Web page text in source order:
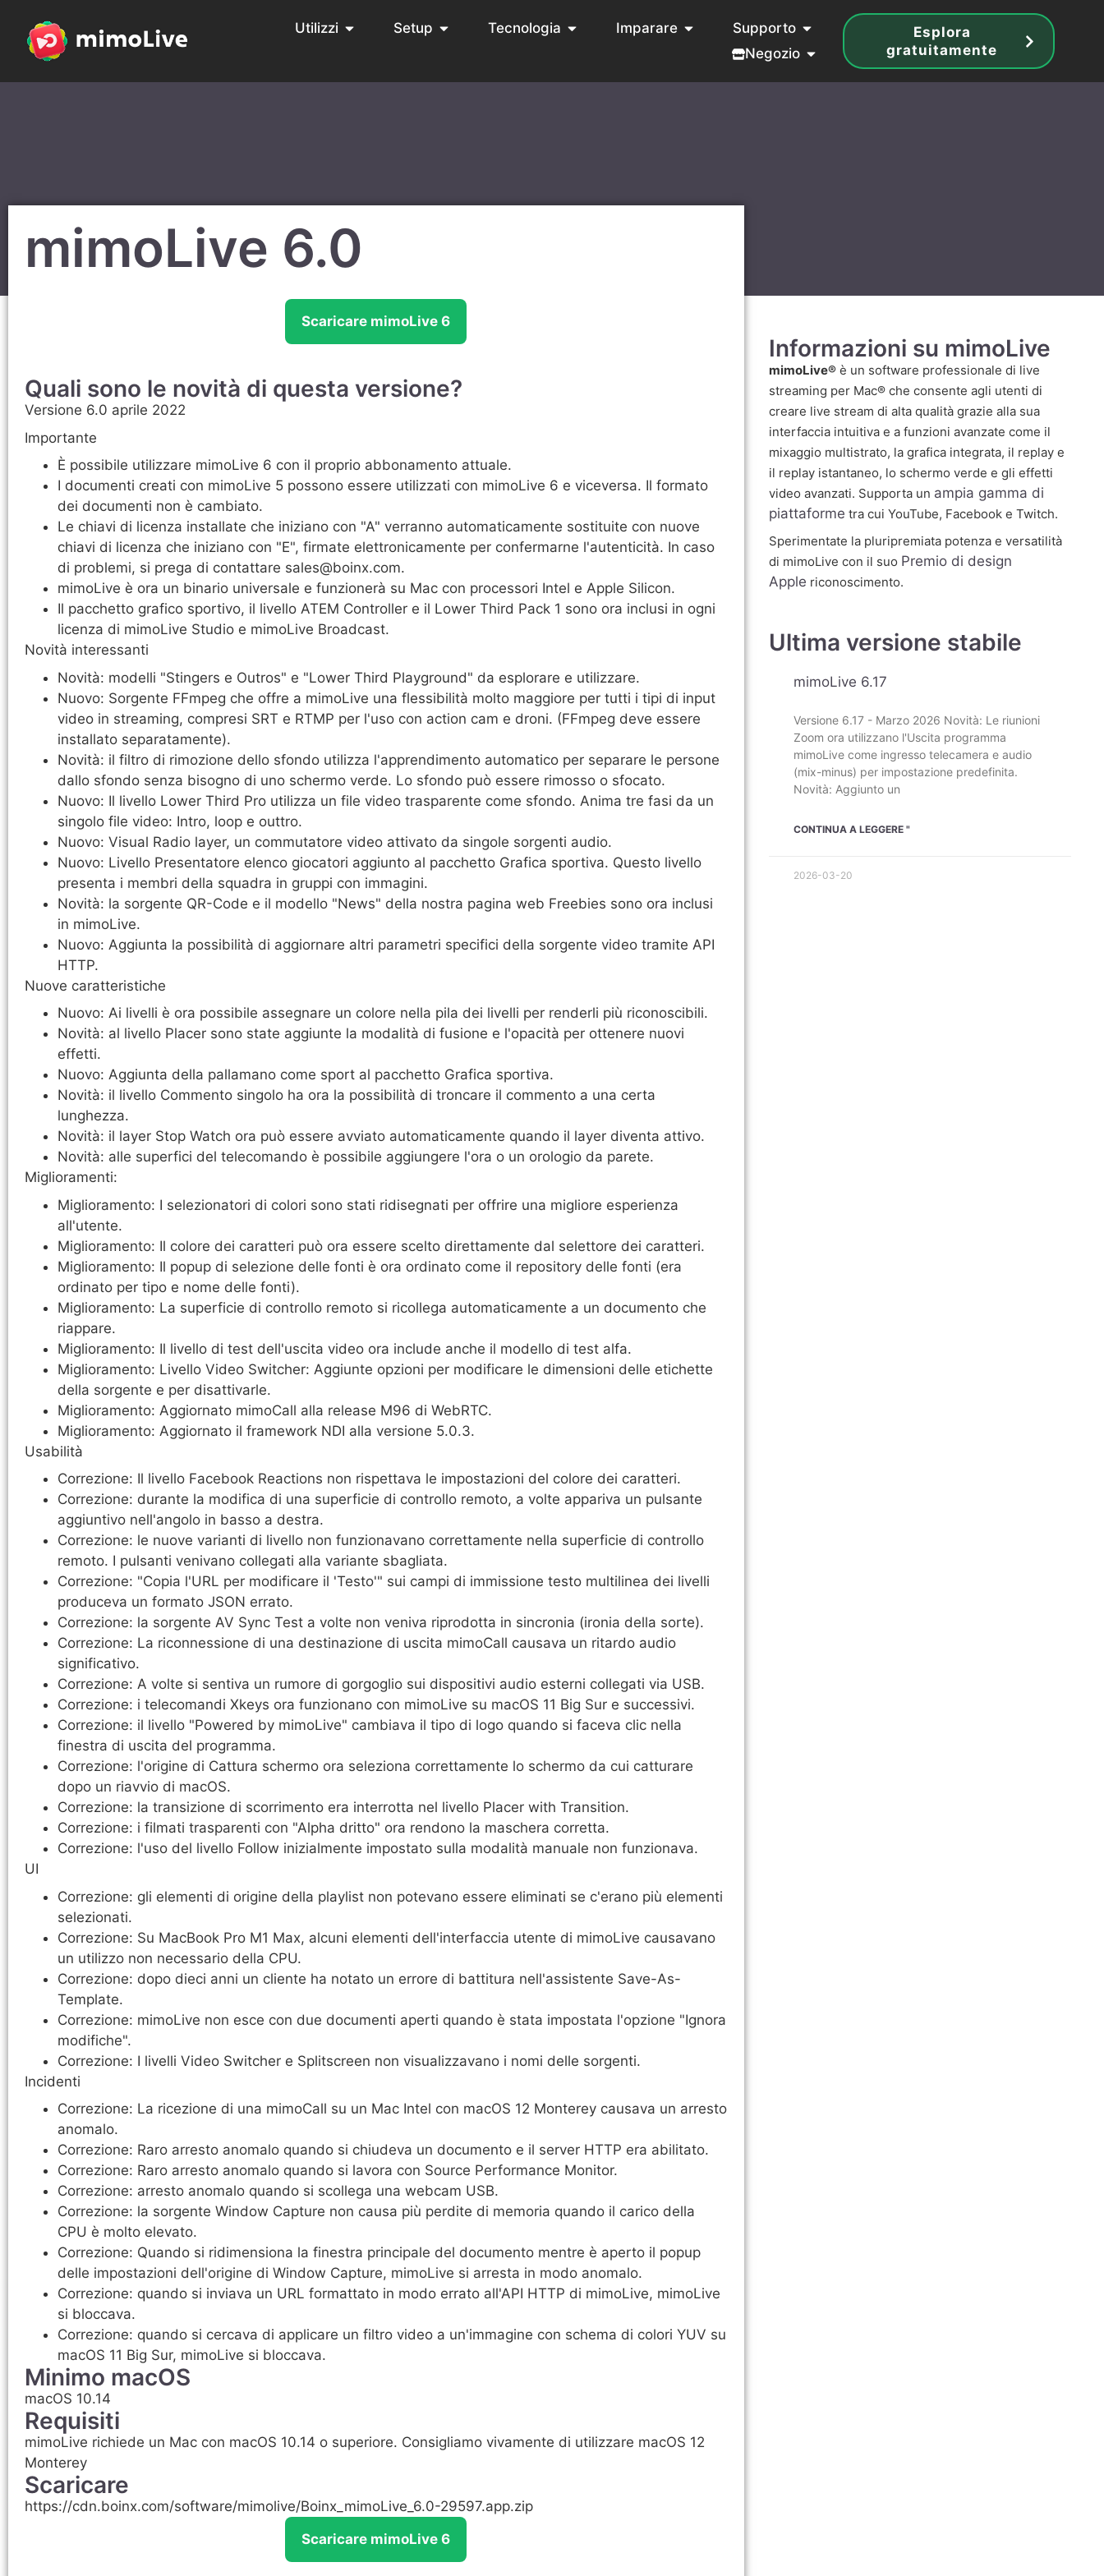
Utilizzi Setup Tecnologia Imparare
Supporto
Negozio
Esplora
gratuitamente
mimoLive 6.0
Scaricare mimoLive 6
Quali sono le novità di questa versione?
Versione 6.0 aprile 2022
Importante
È possibile utilizzare mimoLive 6 con il proprio abbonamento attuale.
I documenti creati con mimoLive 5 possono essere utilizzati con mimoLive 6 e viceversa. Il formato
dei documenti non è cambiato.
Le chiavi di licenza installate che iniziano con "A" verranno automaticamente sostituite con nuove
chiavi di licenza che iniziano con "E", firmate elettronicamente per confermarne l'autenticità. In caso
di problemi, si prega di contattare sales@boinx.com.
mimoLive è ora un binario universale e funzionerà su Mac con processori Intel e Apple Silicon.
Il pacchetto grafico sportivo, il livello ATEM Controller e il Lower Third Pack 1 sono ora inclusi in ogni
licenza di mimoLive Studio e mimoLive Broadcast.
Novità interessanti
Novità: modelli "Stingers e Outros" e "Lower Third Playground" da esplorare e utilizzare.
Nuovo: Sorgente FFmpeg che offre a mimoLive una flessibilità molto maggiore per tutti i tipi di input
video in streaming, compresi SRT e RTMP per l'uso con action cam e droni. (FFmpeg deve essere
installato separatamente).
Novità: il filtro di rimozione dello sfondo utilizza l'apprendimento automatico per separare le persone
dallo sfondo senza bisogno di uno schermo verde. Lo sfondo può essere rimosso o sfocato.
Nuovo: Il livello Lower Third Pro utilizza un file video trasparente come sfondo. Anima tre fasi da un
singolo file video: Intro, loop e outtro.
Nuovo: Visual Radio layer, un commutatore video attivato da singole sorgenti audio.
Nuovo: Livello Presentatore elenco giocatori aggiunto al pacchetto Grafica sportiva. Questo livello
presenta i membri della squadra in gruppi con immagini.
Novità: la sorgente QR-Code e il modello "News" della nostra pagina web Freebies sono ora inclusi
in mimoLive.
Nuovo: Aggiunta la possibilità di aggiornare altri parametri specifici della sorgente video tramite API
HTTP.
Nuove caratteristiche
Nuovo: Ai livelli è ora possibile assegnare un colore nella pila dei livelli per renderli più riconoscibili.
Novità: al livello Placer sono state aggiunte la modalità di fusione e l'opacità per ottenere nuovi
effetti.
Nuovo: Aggiunta della pallamano come sport al pacchetto Grafica sportiva.
Novità: il livello Commento singolo ha ora la possibilità di troncare il commento a una certa
lunghezza.
Novità: il layer Stop Watch ora può essere avviato automaticamente quando il layer diventa attivo.
Novità: alle superfici del telecomando è possibile aggiungere l'ora o un orologio da parete.
Miglioramenti:
Miglioramento: I selezionatori di colori sono stati ridisegnati per offrire una migliore esperienza
all'utente.
Miglioramento: Il colore dei caratteri può ora essere scelto direttamente dal selettore dei caratteri.
Miglioramento: Il popup di selezione delle fonti è ora ordinato come il repository delle fonti (era
ordinato per tipo e nome delle fonti).
Miglioramento: La superficie di controllo remoto si ricollega automaticamente a un documento che
riappare.
Miglioramento: Il livello di test dell'uscita video ora include anche il modello di test alfa.
Miglioramento: Livello Video Switcher: Aggiunte opzioni per modificare le dimensioni delle etichette
della sorgente e per disattivarle.
Miglioramento: Aggiornato mimoCall alla release M96 di WebRTC.
Miglioramento: Aggiornato il framework NDI alla versione 5.0.3.
Usabilità
Correzione: Il livello Facebook Reactions non rispettava le impostazioni del colore dei caratteri.
Correzione: durante la modifica di una superficie di controllo remoto, a volte appariva un pulsante
aggiuntivo nell'angolo in basso a destra.
Correzione: le nuove varianti di livello non funzionavano correttamente nella superficie di controllo
remoto. I pulsanti venivano collegati alla variante sbagliata.
Correzione: "Copia l'URL per modificare il 'Testo'" sui campi di immissione testo multilinea dei livelli
produceva un formato JSON errato.
Correzione: la sorgente AV Sync Test a volte non veniva riprodotta in sincronia (ironia della sorte).
Correzione: La riconnessione di una destinazione di uscita mimoCall causava un ritardo audio
significativo.
Correzione: A volte si sentiva un rumore di gorgoglio sui dispositivi audio esterni collegati via USB.
Correzione: i telecomandi Xkeys ora funzionano con mimoLive su macOS 11 Big Sur e successivi.
Correzione: il livello "Powered by mimoLive" cambiava il tipo di logo quando si faceva clic nella
finestra di uscita del programma.
Correzione: l'origine di Cattura schermo ora seleziona correttamente lo schermo da cui catturare
dopo un riavvio di macOS.
Correzione: la transizione di scorrimento era interrotta nel livello Placer with Transition.
Correzione: i filmati trasparenti con "Alpha dritto" ora rendono la maschera corretta.
Correzione: l'uso del livello Follow inizialmente impostato sulla modalità manuale non funzionava.
UI
Correzione: gli elementi di origine della playlist non potevano essere eliminati se c'erano più elementi
selezionati.
Correzione: Su MacBook Pro M1 Max, alcuni elementi dell'interfaccia utente di mimoLive causavano
un utilizzo non necessario della CPU.
Correzione: dopo dieci anni un cliente ha notato un errore di battitura nell'assistente Save-As-
Template.
Correzione: mimoLive non esce con due documenti aperti quando è stata impostata l'opzione "Ignora
modifiche".
Correzione: I livelli Video Switcher e Splitscreen non visualizzavano i nomi delle sorgenti.
Incidenti
Correzione: La ricezione di una mimoCall su un Mac Intel con macOS 12 Monterey causava un arresto
anomalo.
Correzione: Raro arresto anomalo quando si chiudeva un documento e il server HTTP era abilitato.
Correzione: Raro arresto anomalo quando si lavora con Source Performance Monitor.
Correzione: arresto anomalo quando si scollega una webcam USB.
Correzione: la sorgente Window Capture non causa più perdite di memoria quando il carico della
CPU è molto elevato.
Correzione: Quando si ridimensiona la finestra principale del documento mentre è aperto il popup
delle impostazioni dell'origine di Window Capture, mimoLive si arresta in modo anomalo.
Correzione: quando si inviava un URL formattato in modo errato all'API HTTP di mimoLive, mimoLive
si bloccava.
Correzione: quando si cercava di applicare un filtro video a un'immagine con schema di colori YUV su
macOS 11 Big Sur, mimoLive si bloccava.
Minimo macOS
macOS 10.14
Requisiti
mimoLive richiede un Mac con macOS 10.14 o superiore. Consigliamo vivamente di utilizzare macOS 12
Monterey
Scaricare
https://cdn.boinx.com/software/mimolive/Boinx_mimoLive_6.0-29597.app.zip
Scaricare mimoLive 6
Informazioni su mimoLive
mimoLive®è un software professionale di live
streaming per Mac® che consente agli utenti di
creare live stream di alta qualità grazie alla sua
interfaccia intuitiva e a funzioni avanzate come il
mixaggio multistrato, la grafica integrata, il replay e
il replay istantaneo, lo schermo verde e gli effetti
video avanzati. Supporta un ampia gamma di
piattaforme tra cui YouTube, Facebook e Twitch.
Sperimentate la pluripremiata potenza e versatilità
di mimoLive con il suo Premio di design
Apple riconoscimento.
Ultima versione stabile
mimoLive 6.17
Versione 6.17 - Marzo 2026 Novità: Le riunioni
Zoom ora utilizzano l'Uscita programma
mimoLive come ingresso telecamera e audio
(mix-minus) per impostazione predefinita.
Novità: Aggiunto un
CONTINUA A LEGGERE "
2026-03-20